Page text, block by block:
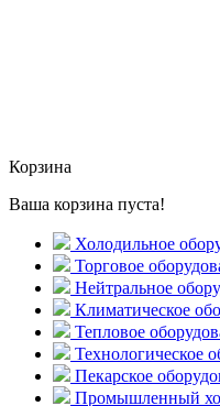
Корзина
Ваша корзина пуста!
Холодильное
Торговое
Нейтральное
Климатическое
Тепловое
Технологическое
Пекарское
Промышленный